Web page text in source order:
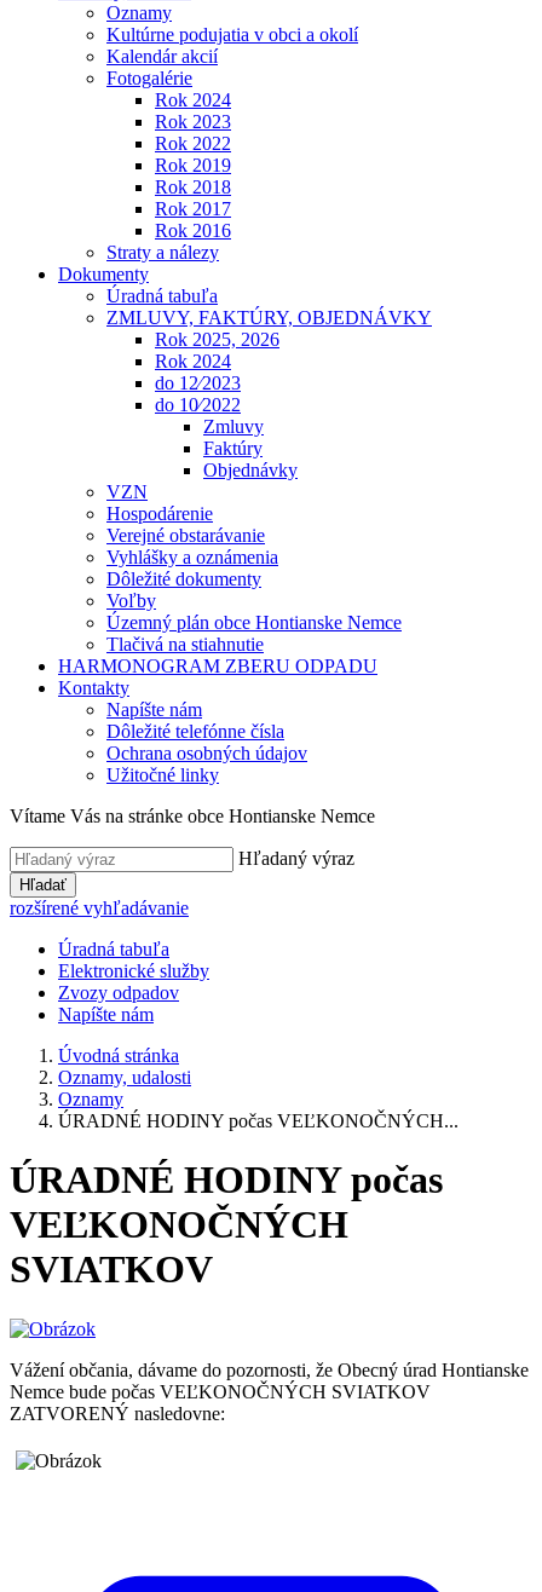
Oznamy
Kultúrne podujatia v obci a okolí
Kalendár akcií
Fotogalérie
Rok 2024
Rok 2023
Rok 2022
Rok 2019
Rok 2018
Rok 2017
Rok 2016
Straty a nálezy
Dokumenty
Úradná tabuľa
ZMLUVY, FAKTÚRY, OBJEDNÁVKY
Rok 2025, 2026
Rok 2024
do 12⁄2023
do 10⁄2022
Zmluvy
Faktúry
Objednávky
VZN
Hospodárenie
Verejné obstarávanie
Vyhlášky a oznámenia
Dôležité dokumenty
Voľby
Územný plán obce Hontianske Nemce
Tlačivá na stiahnutie
HARMONOGRAM ZBERU ODPADU
Kontakty
Napíšte nám
Dôležité telefónne čísla
Ochrana osobných údajov
Užitočné linky
Vítame Vás na stránke obce Hontianske Nemce
Hľadaný výraz
Hľadať
rozšírené vyhľadávanie
Úradná tabuľa
Elektronické služby
Zvozy odpadov
Napíšte nám
Úvodná stránka
Oznamy, udalosti
Oznamy
ÚRADNÉ HODINY počas VEĽKONOČNÝCH...
ÚRADNÉ HODINY počas
VEĽKONOČNÝCH
SVIATKOV
Vážení občania, dávame do pozornosti, že Obecný úrad Hontianske
Nemce bude počas VEĽKONOČNÝCH SVIATKOV
ZATVORENÝ nasledovne: